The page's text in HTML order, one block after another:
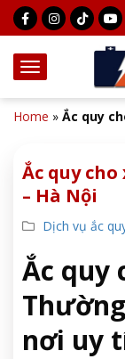
Home » Ắc quy
Ắc quy
– Hà Nội
Dịch vụ ắc
Ắc quy
nơi uy